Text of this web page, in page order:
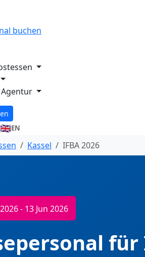
buchen
🇬🇧EN
Kassel IFBA 2026
- 13 Jun 2026
für